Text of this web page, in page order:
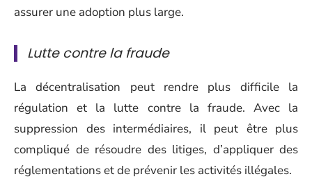
assurer une adoption plus large.
Lutte contre la fraude
La décentralisation peut rendre plus difficile la
régulation et la lutte contre la fraude. Avec la
suppression des intermédiaires, il peut être plus
compliqué de résoudre des litiges, d’appliquer des
réglementations et de prévenir les activités illégales.